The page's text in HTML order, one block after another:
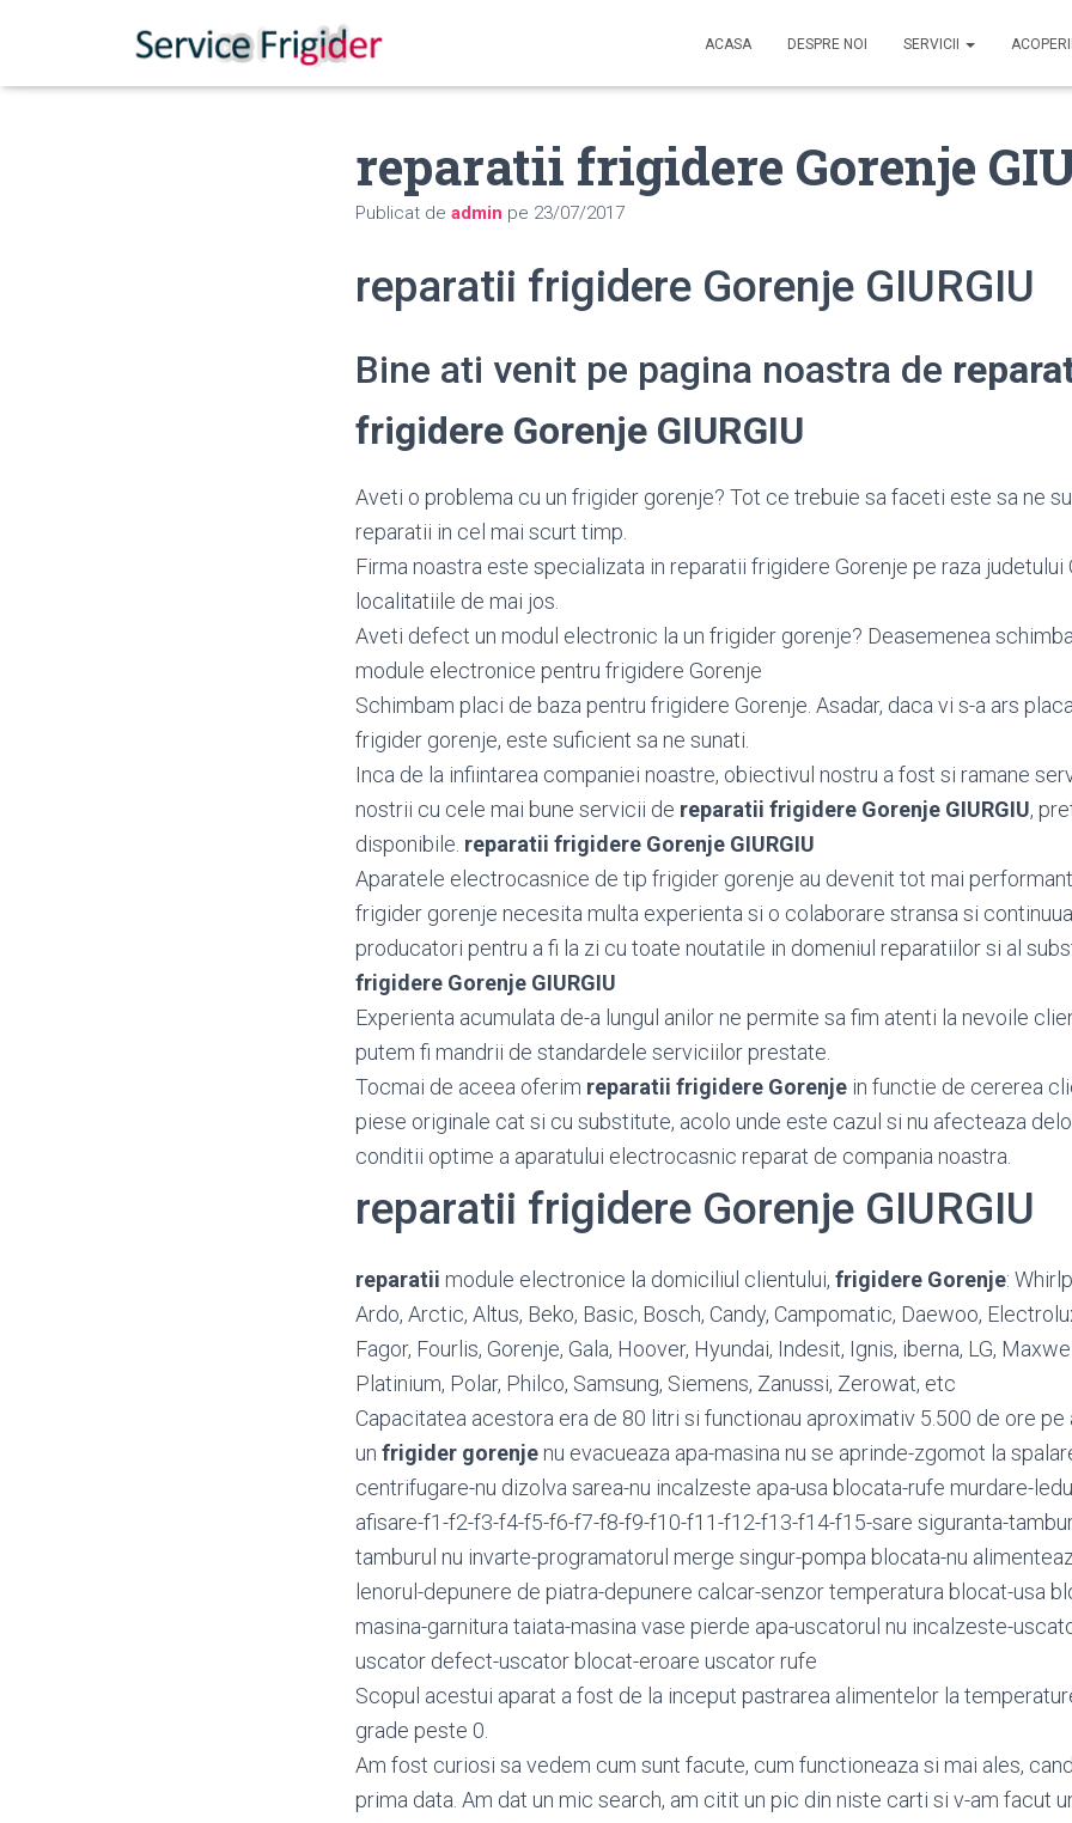
ACASA DESPRE NOI SERVICII
reparatii frigidere Gorenje
Publicat de admin pe 23/07/2017
reparatii frigidere Gorenje GIURGIU
Bine ati venit pe pagina noastra de
frigidere Gorenje GIURGIU
Aveti o problema cu un frigider gorenje? Tot ce trebuie sa faceti este sa ne
reparatii in cel mai scurt timp.
Firma noastra este specializata in reparatii frigidere Gorenje pe raza judetului
localitatiile de mai jos.
Aveti defect un modul electronic la un frigider gorenje? Deasemenea
module electronice pentru frigidere Gorenje
Schimbam placi de baza pentru frigidere Gorenje. Asadar, daca vi s-a ars
frigider gorenje, este suficient sa ne sunati.
Inca de la infiintarea companiei noastre, obiectivul nostru a fost si ramane
nostrii cu cele mai bune servicii de reparatii frigidere Gorenje GIURGIU,
disponibile. reparatii frigidere Gorenje GIURGIU
Aparatele electrocasnice de tip frigider gorenje au devenit tot mai
frigider gorenje necesita multa experienta si o colaborare stransa si
producatori pentru a fi la zi cu toate noutatile in domeniul reparatiilor si al
frigidere Gorenje GIURGIU
Experienta acumulata de-a lungul anilor ne permite sa fim atenti la nevoile
putem fi mandrii de standardele serviciilor prestate.
Tocmai de aceea oferim reparatii frigidere Gorenje in functie de cererea
piese originale cat si cu substitute, acolo unde este cazul si nu afecteaza
conditii optime a aparatului electrocasnic reparat de compania noastra.
reparatii frigidere Gorenje GIURGIU
reparatii module electronice la domiciliul clientului, frigidere Gorenje:
Ardo, Arctic, Altus, Beko, Basic, Bosch, Candy, Campomatic, Daewoo,
Fagor, Fourlis, Gorenje, Gala, Hoover, Hyundai, Indesit, Ignis, iberna, LG,
Platinium, Polar, Philco, Samsung, Siemens, Zanussi, Zerowat, etc
Capacitatea acestora era de 80 litri si functionau aproximativ 5.500 de ore pe
un frigider gorenje nu evacueaza apa-masina nu se aprinde-zgomot la
centrifugare-nu dizolva sarea-nu incalzeste apa-usa blocata-rufe murdare-
afisare-f1-f2-f3-f4-f5-f6-f7-f8-f9-f10-f11-f12-f13-f14-f15-sare siguranta-
tamburul nu invarte-programatorul merge singur-pompa blocata-nu
lenorul-depunere de piatra-depunere calcar-senzor temperatura blocat-usa
masina-garnitura taiata-masina vase pierde apa-uscatorul nu incalzeste-
uscator defect-uscator blocat-eroare uscator rufe
Scopul acestui aparat a fost de la inceput pastrarea alimentelor la
grade peste 0.
Am fost curiosi sa vedem cum sunt facute, cum functioneaza si mai ales,
prima data. Am dat un mic search, am citit un pic din niste carti si v-am facut